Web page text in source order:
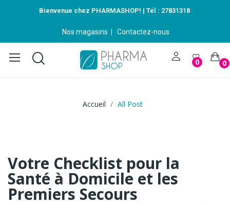
Bienvenue chez PHARMASHOP! | Tél : 27831318
Nos magasins Contactez-nous
0 0
Accueil All Post
Votre Checklist pour la
Santé à Domicile et les
Premiers Secours